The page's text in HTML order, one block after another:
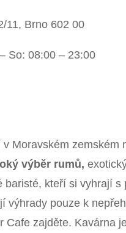
11, Brno 602 00
So: 08:00 – 23:00
Moravském zemském
výběr rumů,
baristé, kteří si vyhrají
výhrady pouze k
Cafe zajděte. Kavárna